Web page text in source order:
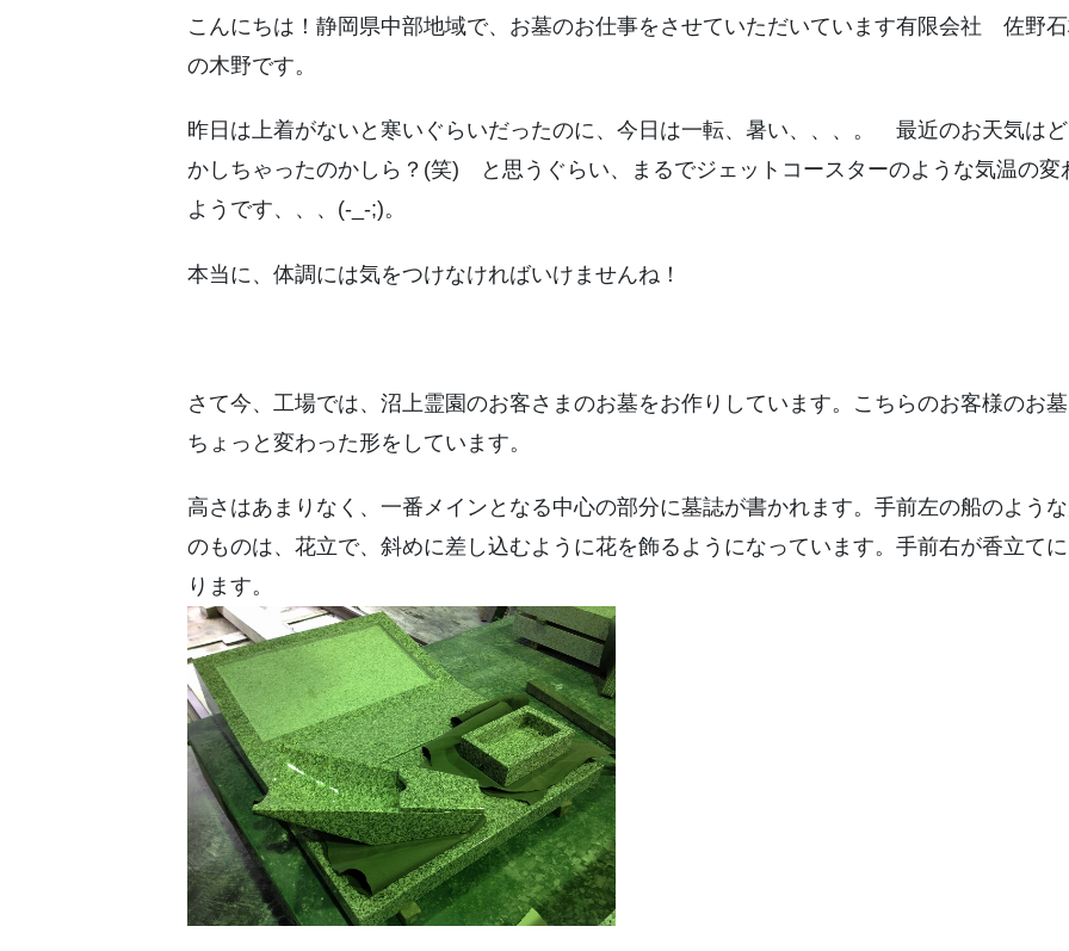
こんにちは！静岡県中部地域で、お墓のお仕事をさせていただいています有限会社 佐野
の木野です。
昨日は上着がないと寒いぐらいだったのに、今日は一転、暑い、、、。 最近のお天気は
かしちゃったのかしら？(笑) と思うぐらい、まるでジェットコースターのような気温の変
ようです、、、(-_-;)。
本当に、体調には気をつけなければいけませんね！
さて今、工場では、沼上霊園のお客さまのお墓をお作りしています。こちらのお客様のお
ちょっと変わった形をしています。
高さはあまりなく、一番メインとなる中心の部分に墓誌が書かれます。手前左の船のよう
のものは、花立で、斜めに差し込むように花を飾るようになっています。手前右が香立て
ります。